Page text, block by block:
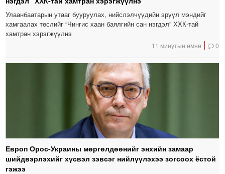
Улаанбаатарын утааг бууруулах, нийслэлчүүдийн эрүүл мэндийг
хамгаалах төслийг “Чингис хаан баялгийн сан нэгдэл” ХХК-тай
хамтран хэрэгжүүлнэ
11 минутын өмнө 0
Европ Орос-Украины мөргөлдөөнийг энхийн замаар
шийдвэрлэхийг хүсвэл зэвсэг нийлүүлэхээ зогсоох ёстой
гэжээ